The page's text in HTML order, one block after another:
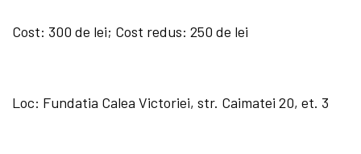
Cost: 300 de lei; Cost redus: 250 de lei
Loc: Fundatia Calea Victoriei, str. Caimatei 20, et. 3